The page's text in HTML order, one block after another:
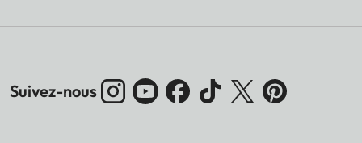
Suivez-nous